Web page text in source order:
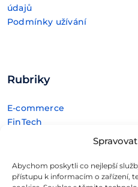
Abychom poskytli co nejlepší
přístupu k informacím o zařízení,
údajů
Podmínky užívání
Rubriky
E-commerce
FinTech
Technologie